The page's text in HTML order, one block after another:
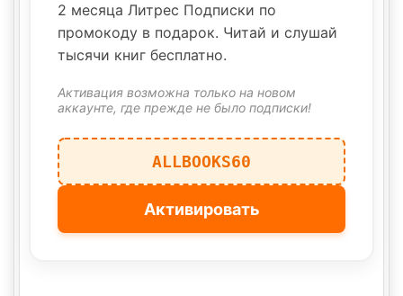
2 месяца Литрес Подписки по
промокоду в подарок. Читай и слушай
тысячи книг бесплатно.
Активация возможна только на новом
аккаунте, где прежде не было подписки!
ALLBOOKS60
Активировать